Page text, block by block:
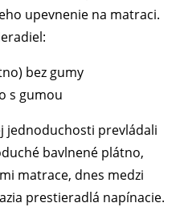
upevnenie na matraci.
bez gumy
s gumou
jednoduchosti prevládali
bavlnené plátno,
matrace, dnes medzi
prestieradlá napínacie.